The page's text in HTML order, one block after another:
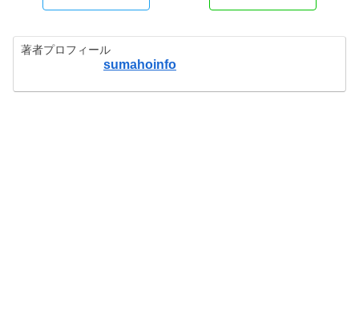
著者プロフィール
sumahoinfo